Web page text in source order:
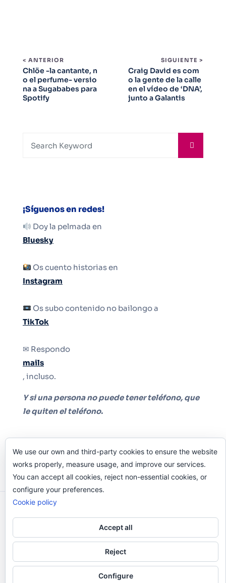
< ANTERIOR
Chlöe -la cantante, n
o el perfume- versio
na a Sugababes para
Spotify
SIGUIENTE >
Craig David es com
o la gente de la calle
en el vídeo de ‘DNA’,
junto a Galantis
¡Síguenos en redes!
Doy la pelmada en
Bluesky
Os cuento historias en
Instagram
Os subo contenido no bailongo a
TikTok
✉ Respondo
mails
, incluso.
Y si una persona no puede tener teléfono, que
le quiten el teléfono.
Reservados.
We use our own and third-party cookies to ensure the website
works properly, measure usage, and improve our services.
You can accept all cookies, reject non-essential cookies, or
configure your preferences.
Cookie policy
Accept all
Reject
Configure